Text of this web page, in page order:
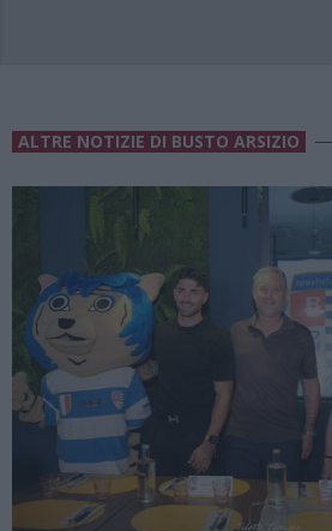
ALTRE NOTIZIE DI BUSTO ARSIZIO